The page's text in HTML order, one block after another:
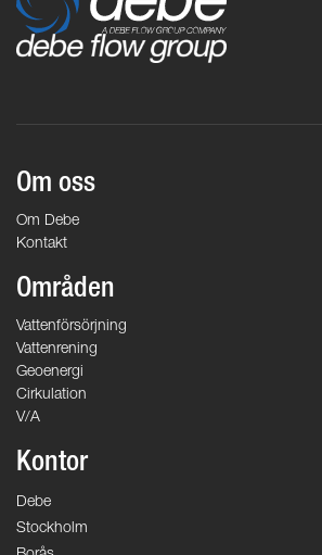
Om oss
Om Debe
Kontakt
Områden
Vattenförsörjning
Vattenrening
Geoenergi
Cirkulation
V/A
Kontor
Debe
Stockholm